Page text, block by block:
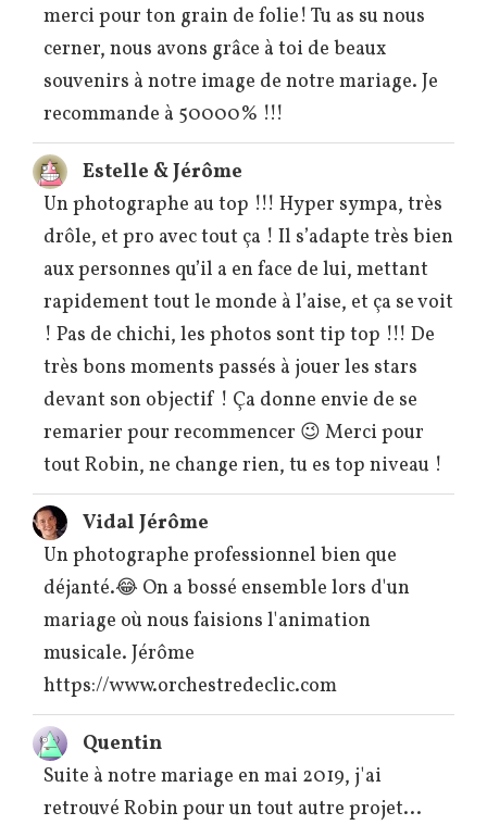
merci pour ton grain de folie! Tu as su nous
cerner, nous avons grâce à toi de beaux
souvenirs à notre image de notre mariage. Je
recommande à 50000% !!!
Estelle & Jérôme
Un photographe au top !!! Hyper sympa, très
drôle, et pro avec tout ça ! Il s’adapte très bien
aux personnes qu’il a en face de lui, mettant
rapidement tout le monde à l’aise, et ça se voit
! Pas de chichi, les photos sont tip top !!! De
très bons moments passés à jouer les stars
devant son objectif ! Ça donne envie de se
remarier pour recommencer 😉 Merci pour
tout Robin, ne change rien, tu es top niveau !
Vidal Jérôme
Un photographe professionnel bien que
déjanté.😂 On a bossé ensemble lors d'un
mariage où nous faisions l'animation
musicale. Jérôme
https://www.orchestredeclic.com
Quentin
Suite à notre mariage en mai 2019, j'ai
retrouvé Robin pour un tout autre projet...